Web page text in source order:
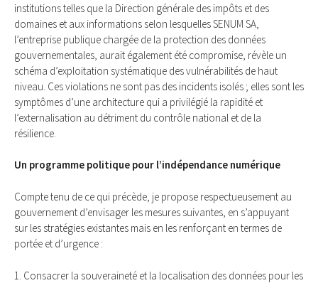
institutions telles que la Direction générale des impôts et des
domaines et aux informations selon lesquelles SENUM SA,
l’entreprise publique chargée de la protection des données
gouvernementales, aurait également été compromise, révèle un
schéma d’exploitation systématique des vulnérabilités de haut
niveau. Ces violations ne sont pas des incidents isolés ; elles sont les
symptômes d’une architecture qui a privilégié la rapidité et
l’externalisation au détriment du contrôle national et de la
résilience.
Un programme politique pour l’indépendance numérique
Compte tenu de ce qui précède, je propose respectueusement au
gouvernement d’envisager les mesures suivantes, en s’appuyant
sur les stratégies existantes mais en les renforçant en termes de
portée et d’urgence :
1. Consacrer la souveraineté et la localisation des données pour les